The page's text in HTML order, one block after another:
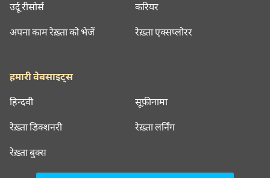
उर्दू रीसोर्स
अपना काम रेख़्ता को भेजें
करियर
रेख़्ता एक्सप्लोरर
हमारी वेबसाइट्स
हिन्दवी सूफ़ीनामा
रेख़्ता डिक्शनरी रेख़्ता लर्निंग
रेख़्ता बुक्स